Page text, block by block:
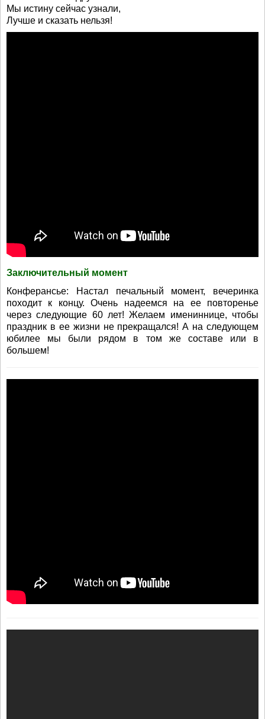
Мы истину сейчас узнали,
Лучше и сказать нельзя!
Заключительный момент
Конферансье: Настал печальный момент, вечеринка
походит к концу. Очень надеемся на ее повторенье
через следующие 60 лет! Желаем имениннице, чтобы
праздник в ее жизни не прекращался! А на следующем
юбилее мы были рядом в том же составе или в
большем!